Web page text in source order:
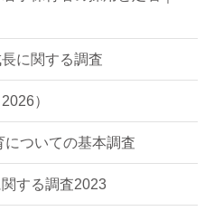
に関する調査
）
ついての基本調査
する調査2023